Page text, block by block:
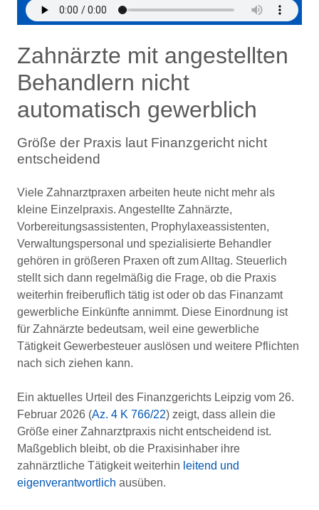
Zahnärzte mit angestellten
Behandlern nicht
automatisch gewerblich
Größe der Praxis laut Finanzgericht nicht
entscheidend
Viele Zahnarztpraxen arbeiten heute nicht mehr als
kleine Einzelpraxis. Angestellte Zahnärzte,
Vorbereitungsassistenten, Prophylaxeassistenten,
Verwaltungspersonal und spezialisierte Behandler
gehören in größeren Praxen oft zum Alltag. Steuerlich
stellt sich dann regelmäßig die Frage, ob die Praxis
weiterhin freiberuflich tätig ist oder ob das Finanzamt
gewerbliche Einkünfte annimmt. Diese Einordnung ist
für Zahnärzte bedeutsam, weil eine gewerbliche
Tätigkeit Gewerbesteuer auslösen und weitere Pflichten
nach sich ziehen kann.
Ein aktuelles Urteil des Finanzgerichts Leipzig vom 26.
Februar 2026 (Az. 4 K 766/22) zeigt, dass allein die
Größe einer Zahnarztpraxis nicht entscheidend ist.
Maßgeblich bleibt, ob die Praxisinhaber ihre
zahnärztliche Tätigkeit weiterhin leitend und
eigenverantwortlich ausüben.